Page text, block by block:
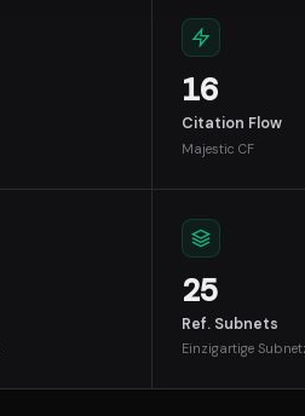
16
Citation Flow
Majestic CF
25
Ref. Subnets
Einzigartige